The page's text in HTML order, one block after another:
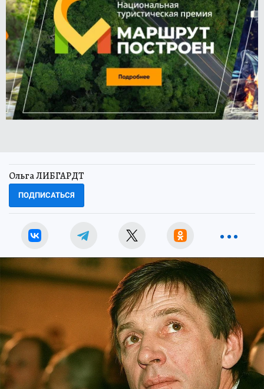
Ольга ЛИБГАРДТ
ПОДПИСАТЬСЯ